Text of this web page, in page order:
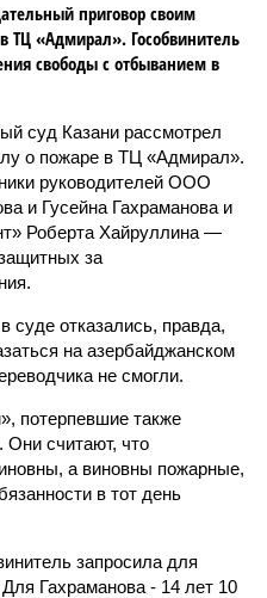
приговор своим
«Адмирал». Гособвинитель
свободы с отбыванием в
суд Казани рассмотрел
о пожаре в ТЦ «Адмирал».
руководителей ООО
и Гусейна Гахраманова и
Роберта Хайруллина —
за
отказались, правда,
на азербайджанском
не смогли.
потерпевшие также
Они считают, что
а виновны пожарные,
в тот день
запросила для
Гахраманова - 14 лет 10